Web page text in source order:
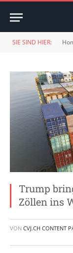
SIE SIND HIER:
Trump
Zöllen ins
VON CVJ.CH CONTENT